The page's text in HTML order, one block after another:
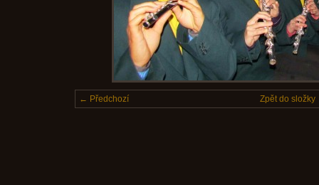
← Předchozí Zpět do složky